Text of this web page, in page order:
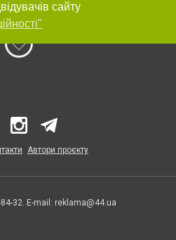
сайту
Автори проєкту
32. E-mail: reklama@44.ua